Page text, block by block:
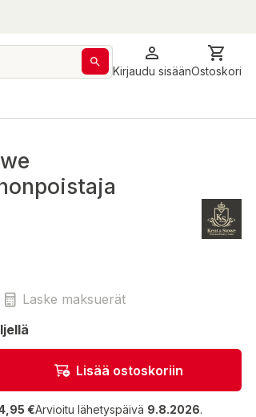
Kirjaudu sisäänOstoskori
Laske maksuerät
Lisää ostoskoriin
€Arvioitu lähetyspäivä 9.8.2026.